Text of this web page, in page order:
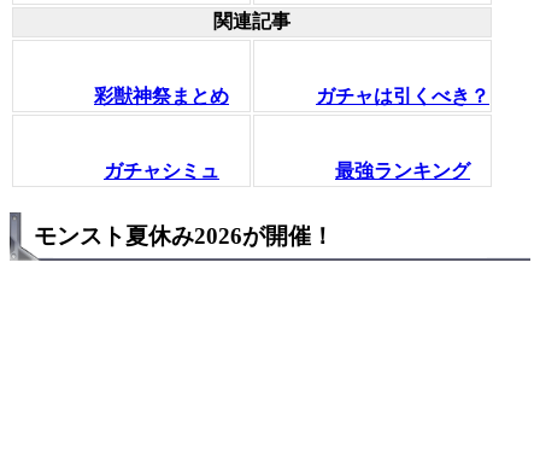
関連記事
彩獣神祭まとめ ガチャは引くべき？
ガチャシミュ 最強ランキング
モンスト夏休み2026が開催！